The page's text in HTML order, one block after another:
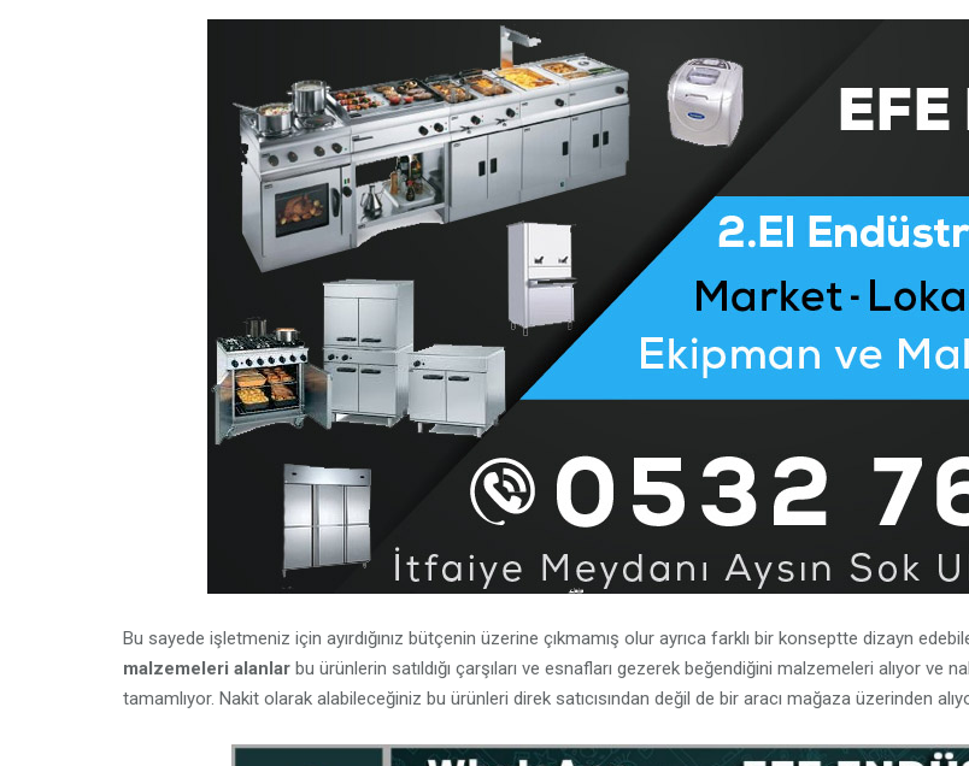
Bu sayede işletmeniz için ayırdığınız bütçenin üzerine çıkmamış olur ayrıca farklı bir konseptte dizayn
malzemeleri alanlar bu ürünlerin satıldığı çarşıları ve esnafları gezerek beğendiğini malzemeleri alıyor ve
tamamlıyor. Nakit olarak alabileceğiniz bu ürünleri direk satıcısından değil de bir aracı mağaza üzerinden